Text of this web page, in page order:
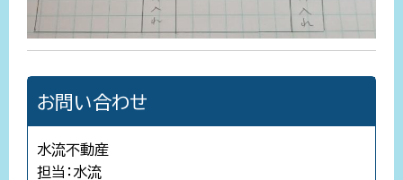
お問い合わせ
水流不動産
担当：水流